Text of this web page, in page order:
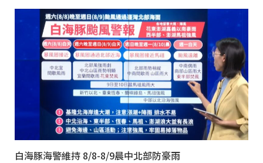
白海豚海警維持 8/8-8/9晨中北部防豪雨